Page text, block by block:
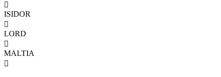

ISIDOR

LORD

MALTIA
